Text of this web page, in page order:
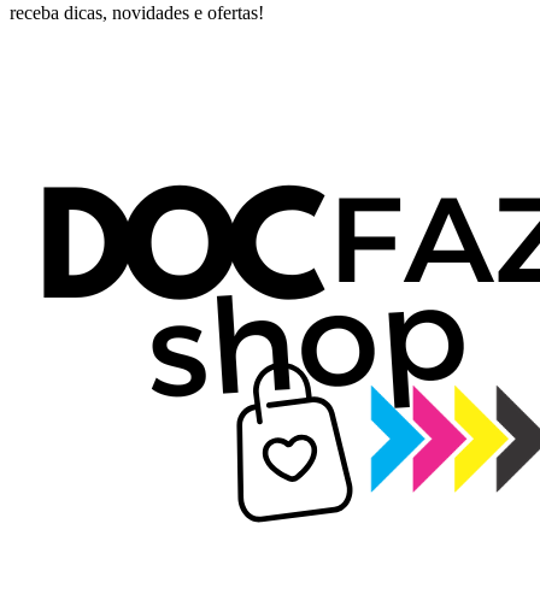
receba dicas, novidades e ofertas!